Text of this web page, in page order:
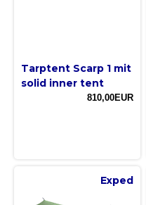
Tarptent Scarp 1 mit
solid inner tent
810,00EUR
Exped